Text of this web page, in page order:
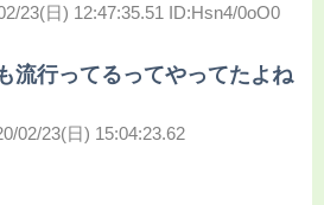
23(日) 12:47:35.51 ID:Hsn4/0oO0
流行ってるってやってたよね
02/23(日) 15:04:23.62